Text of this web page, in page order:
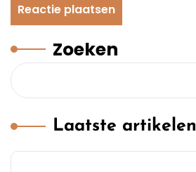
Zoeken
Laatste artikelen